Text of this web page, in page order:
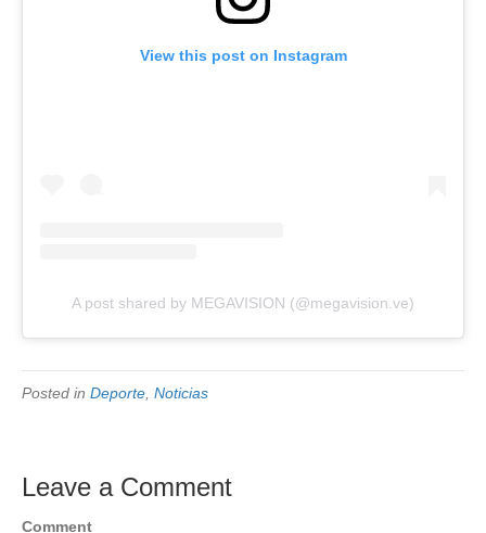
View this post on Instagram
A post shared by MEGAVISION (@megavision.ve)
Posted in Deporte Noticias
Leave a Comment
Comment